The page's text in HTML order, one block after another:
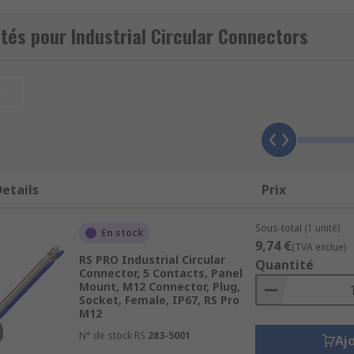
or metal housing.
available in both plugs and sockets with straight or
transmissions, or for powering electrical devices using
pour Industrial Circular Connectors
Prix
En stock
RS PRO Industrial Circular
Connector, 5 Contacts, Panel
Mount, M12 Connector, Plug,
Socket, Female, IP67, RS Pro
M12
N° de stock RS 283-5001
Sous-total (1 unité)
9,74 €(TVA exclue)
Quantité